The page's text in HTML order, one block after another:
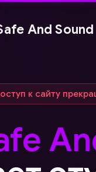
And Sound
к сайту